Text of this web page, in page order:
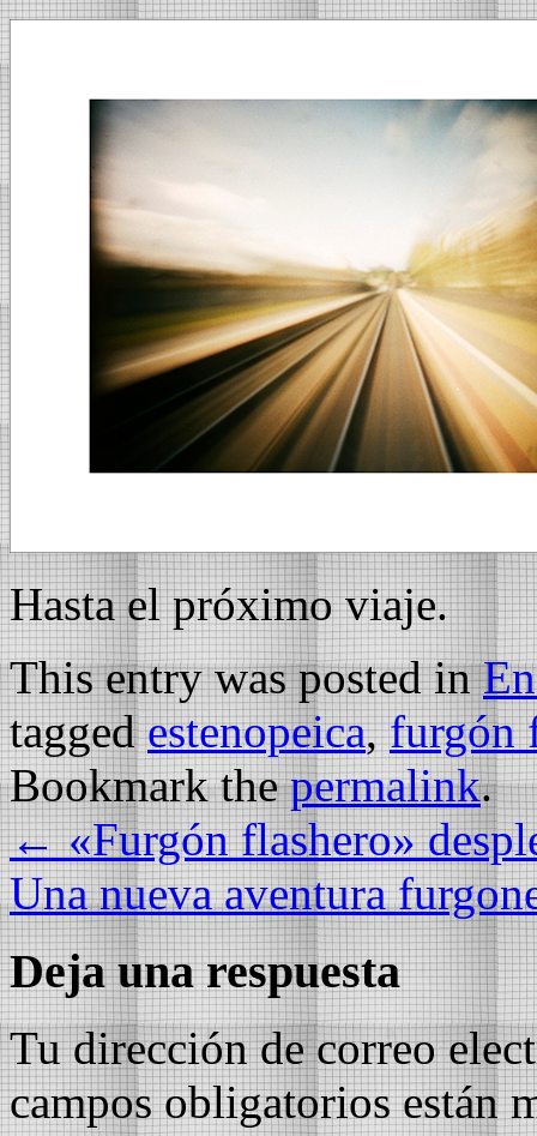
Hasta el próximo viaje.
This entry was posted in
taggedestenopeica,furgón
Bookmark thepermalink.
←«Furgón flashero»
Una nueva aventura
Deja una respuesta
Tu dirección de correo
campos obligatorios están